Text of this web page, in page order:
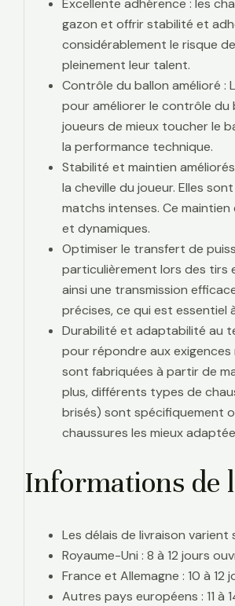
Excellente adhérence : les
gazon et offrir stabilité et
considérablement le risque
pleinement leur talent.
Contrôle du ballon amélioré
pour améliorer le contrôle
joueurs de mieux toucher le
la performance technique.
Stabilité et maintien
la cheville du joueur. Elles
matchs intenses. Ce
et dynamiques.
Optimiser le transfert de
particulièrement lors des tirs
ainsi une transmission
précises, ce qui est essentiel
Durabilité et adaptabilité au
pour répondre aux
sont fabriquées à partir de
plus, différents types de
brisés) sont spécifiquement
chaussures les mieux
Informations de
Les délais de livraison varient
Royaume-Uni : 8 à 12 jours
France et Allemagne : 10 à 12
Autres pays européens : 11 à